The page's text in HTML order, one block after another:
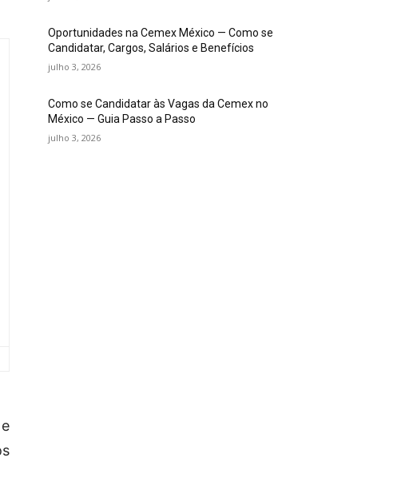
Oportunidades na Cemex México — Como se
Candidatar, Cargos, Salários e Benefícios
julho 3, 2026
Como se Candidatar às Vagas da Cemex no
México — Guia Passo a Passo
julho 3, 2026